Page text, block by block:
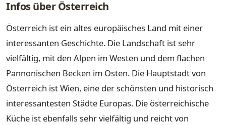
Infos über Österreich
Österreich ist ein altes europäisches Land mit einer
interessanten Geschichte. Die Landschaft ist sehr
vielfältig, mit den Alpen im Westen und dem flachen
Pannonischen Becken im Osten. Die Hauptstadt von
Österreich ist Wien, eine der schönsten und historisch
interessantesten Städte Europas. Die österreichische
Küche ist ebenfalls sehr vielfältig und reicht von